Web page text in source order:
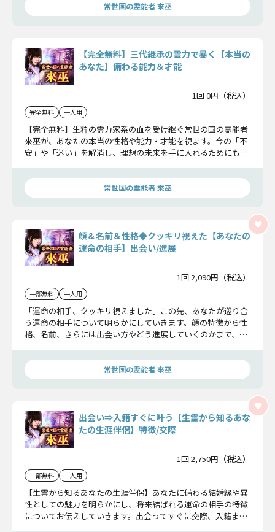
常世国の霊能者 來巫
【完全無料】三代継承の霊力で暴く【本当の
あなた】備わる能力＆才能
1回 0円（税込）
完全無料 一人用
【完全無料】生粋の霊力家系の血を受け継ぐ常世の国の霊能者
來巫が、あなたの本当の性格や能力・才能を視ます。今の「不
安」や「迷い」を解消し、理想の未来を手に入れるためにも、
常世国の霊能者 來巫
顔＆名前＆性格◆クッキリ視えた【あなたの
運命の相手】出会い/進展
1回 2,090円（税込）
一部無料 一人用
「運命の相手、クッキリ視えました」この先、あなたが巡り合
う運命の相手について明らかにしていきます。顔の特徴から性
格、名前、さらには出会い方やどう進展していくのかまで、詳
常世国の霊能者 來巫
出会い⇒入籍すぐに叶う【生霊から知るあな
たの生涯伴侶】特徴/交際
1回 2,750円（税込）
一部無料 一人用
【生霊から知るあなたの生涯伴侶】あなたに備わる結婚縁や異
性としての魅力を明らかにし、将来結ばれる運命の相手の特徴
についてお伝えしていきます。出会ってすぐに交際、入籍まで